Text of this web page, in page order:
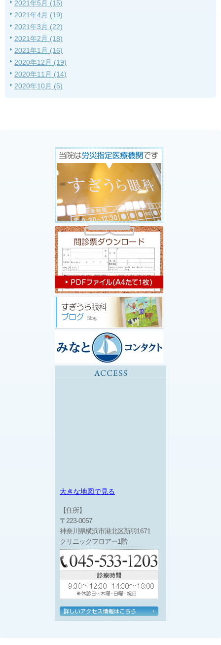
2021年5月 (15)
2021年4月 (19)
2021年3月 (22)
2021年2月 (18)
2021年1月 (16)
2020年12月 (19)
2020年11月 (14)
2020年10月 (5)
大きな地図で見る
【住所】
〒223-0057
神奈川県横浜市港北区新羽1671
クリニックフロアー1階